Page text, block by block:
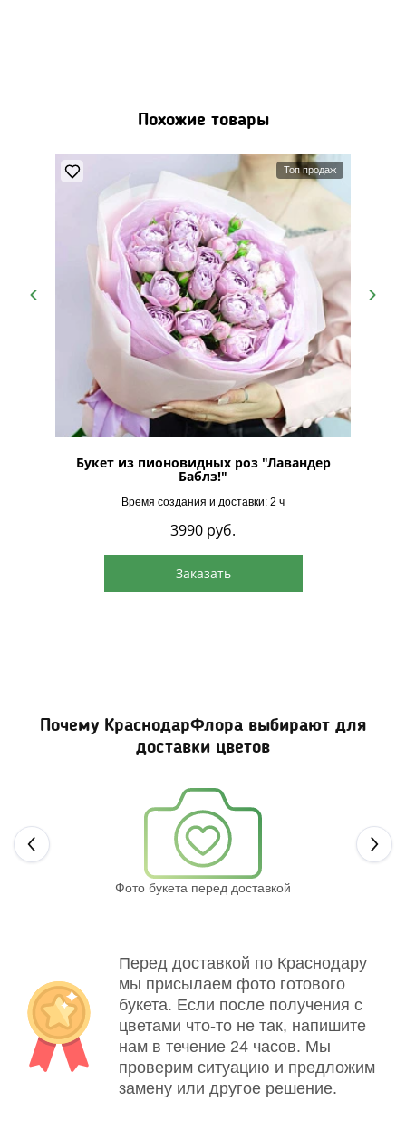
Похожие товары
Топ продаж
Букет из пионовидных роз "Лавандер
Баблз!"
Время создания и доставки: 2 ч
3990 руб.
Заказать
Почему КраснодарФлора выбирают для
доставки цветов
Фото букета перед доставкой
Перед доставкой по Краснодару
мы присылаем фото готового
букета. Если после получения с
цветами что-то не так, напишите
нам в течение 24 часов. Мы
проверим ситуацию и предложим
замену или другое решение.